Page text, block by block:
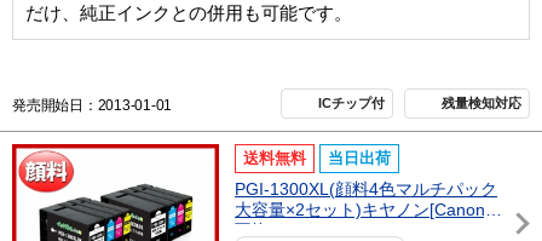
だけ、純正インクとの併用も可能です。
発売開始日：2013-01-01 ICチップ付 残量検知対応
送料無料 当日出荷
PGI-1300XL(顔料4色マルチパック
大容量×2セット)キヤノン[Canon]
互換インクカートリッジ